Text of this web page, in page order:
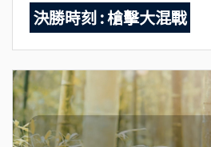
決勝時刻 : 槍擊大混戰